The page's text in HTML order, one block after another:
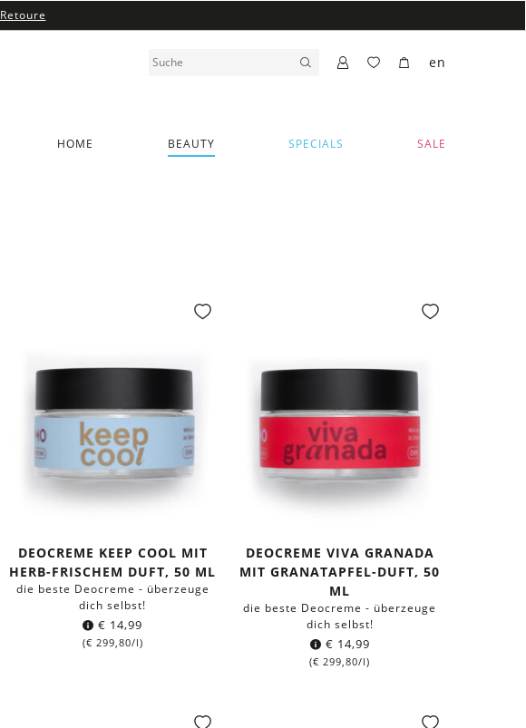
Retoure
HOME BEAUTY SPECIALS SALE
en
DEOCREME KEEP COOL MIT
HERB-FRISCHEM DUFT, 50 ML
die beste Deocreme - überzeuge
dich selbst!
€ 14,99
(€ 299,80/l)
DEOCREME VIVA GRANADA
MIT GRANATAPFEL-DUFT, 50
ML
die beste Deocreme - überzeuge
dich selbst!
€ 14,99
(€ 299,80/l)